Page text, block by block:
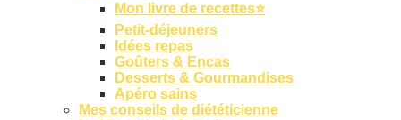
Mon livre de recettes⭐
Petit-déjeuners
Idées repas
Goûters & Encas
Desserts & Gourmandises
Apéro sains
Mes conseils de diététicienne